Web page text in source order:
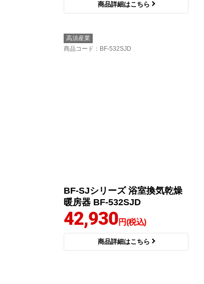
商品詳細はこちら
高須産業
商品コード ：BF-532SJD
BF-SJシリーズ 浴室換気乾燥
暖房器 BF-532SJD
42,930円(税込)
商品詳細はこちら